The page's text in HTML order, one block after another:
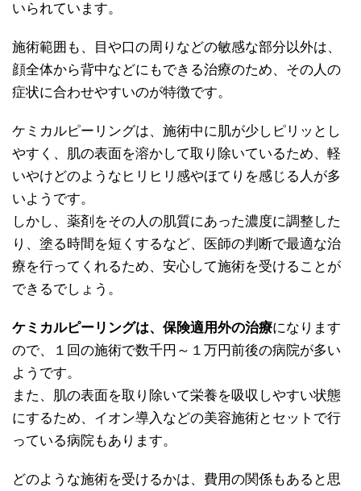
いられています。
施術範囲も、目や口の周りなどの敏感な部分以外は、
顔全体から背中などにもできる治療のため、その人の
症状に合わせやすいのが特徴です。
ケミカルピーリングは、施術中に肌が少しピリッとし
やすく、肌の表面を溶かして取り除いているため、軽
いやけどのようなヒリヒリ感やほてりを感じる人が多
いようです。
しかし、薬剤をその人の肌質にあった濃度に調整した
り、塗る時間を短くするなど、医師の判断で最適な治
療を行ってくれるため、安心して施術を受けることが
できるでしょう。
ケミカルピーリングは、保険適用外の治療になります
ので、１回の施術で数千円～１万円前後の病院が多い
ようです。
また、肌の表面を取り除いて栄養を吸収しやすい状態
にするため、イオン導入などの美容施術とセットで行
っている病院もあります。
どのような施術を受けるかは、費用の関係もあると思